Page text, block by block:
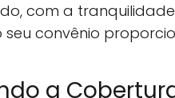
com a
convênio
a